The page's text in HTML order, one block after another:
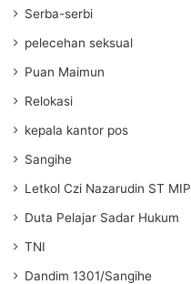
Serba-serbi
pelecehan seksual
Puan Maimun
Relokasi
kepala kantor pos
Sangihe
Letkol Czi Nazarudin ST MIP
Duta Pelajar Sadar Hukum
TNI
Dandim 1301/Sangihe